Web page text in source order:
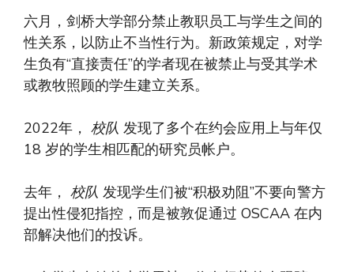
六月，剑桥大学部分禁止教职员工与学生之间的
性关系，以防止不当性行为。新政策规定，对学
生负有“直接责任”的学者现在被禁止与受其学术
或教牧照顾的学生建立关系。
2022年， 校队 发现了多个在约会应用上与年仅
18 岁的学生相匹配的研究员帐户。
去年， 校队 发现学生们被“积极劝阻”不要向警方
提出性侵犯指控，而是被敦促通过 OSCAA 在内
部解决他们的投诉。